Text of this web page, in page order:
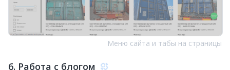
Меню сайта и табы на страницы
6. Работа с блогом